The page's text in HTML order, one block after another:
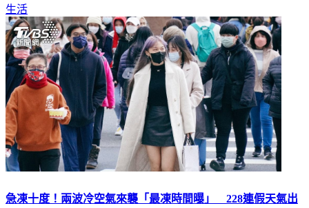
生活
急凍十度！兩波冷空氣來襲「最凍時間曝」 228連假天氣出